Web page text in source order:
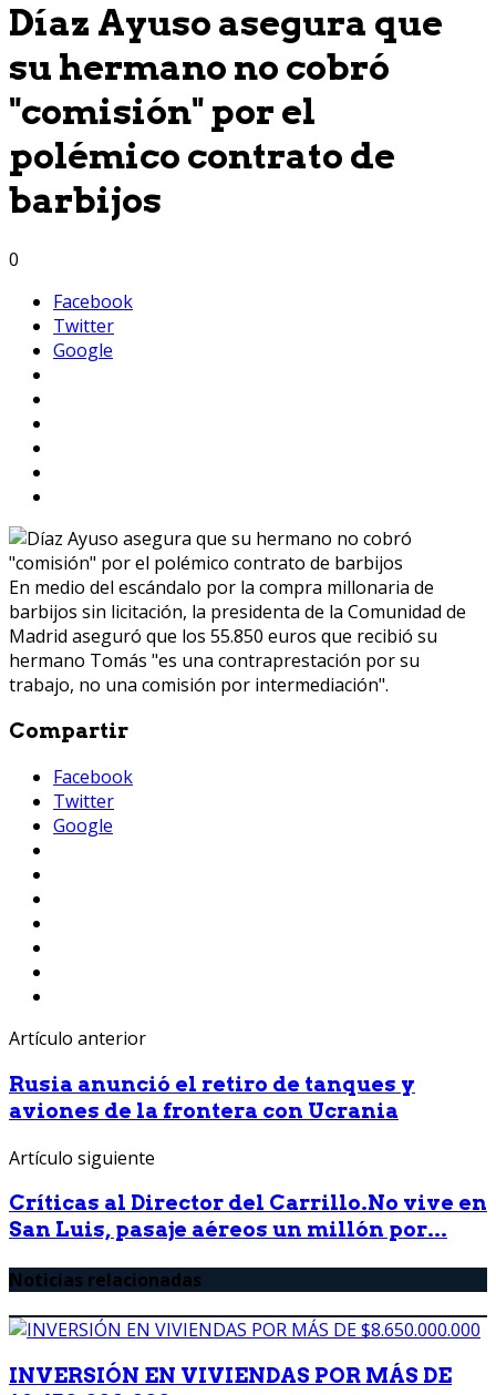
Díaz Ayuso asegura que
su hermano no cobró
"comisión" por el
polémico contrato de
barbijos
0
Facebook
Twitter
Google
En medio del escándalo por la compra millonaria de
barbijos sin licitación, la presidenta de la Comunidad de
Madrid aseguró que los 55.850 euros que recibió su
hermano Tomás "es una contraprestación por su
trabajo, no una comisión por intermediación".
Compartir
Facebook
Twitter
Google
Artículo anterior
Rusia anunció el retiro de tanques y
aviones de la frontera con Ucrania
Artículo siguiente
Críticas al Director del Carrillo.No vive en
San Luis, pasaje aéreos un millón por...
Noticias relacionadas
INVERSIÓN EN VIVIENDAS POR MÁS DE